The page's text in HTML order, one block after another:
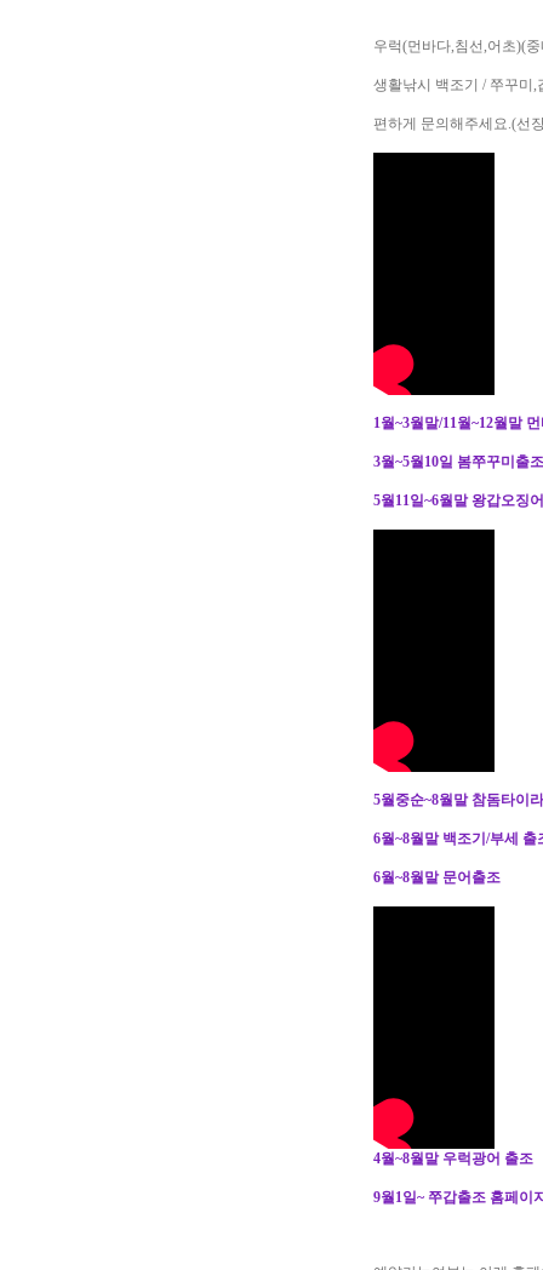
우럭(먼바다,침선,어초)(
생활낚시 백조기 / 쭈꾸미
편하게 문의해주세요.(선
1월~3월말/11월~12월말
3월~5월10일 봄쭈꾸미출
5월11일~6월말 왕갑오징
5월중순~8월말 참돔타이
6월~8월말 백조기/부세
6월~8월말 문어출조
4월~8월말 우럭광어 출조
9월1일~ 쭈갑출조 홈페이